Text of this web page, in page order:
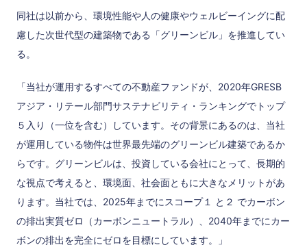
同社は以前から、環境性能や人の健康やウェルビーイングに配
慮した次世代型の建築物である「グリーンビル」を推進してい
る。
「当社が運用するすべての不動産ファンドが、2020年GRESB
アジア・リテール部門サステナビリティ・ランキングでトップ
５入り（一位を含む）しています。その背景にあるのは、当社
が運用している物件は世界最先端のグリーンビル建築であるか
らです。グリーンビルは、投資している会社にとって、長期的
な視点で考えると、環境面、社会面ともに大きなメリットがあ
ります。当社では、2025年までにスコープ１ と２ でカーボン
の排出実質ゼロ（カーボンニュートラル）、2040年までにカー
ボンの排出を完全にゼロを目標にしています。」